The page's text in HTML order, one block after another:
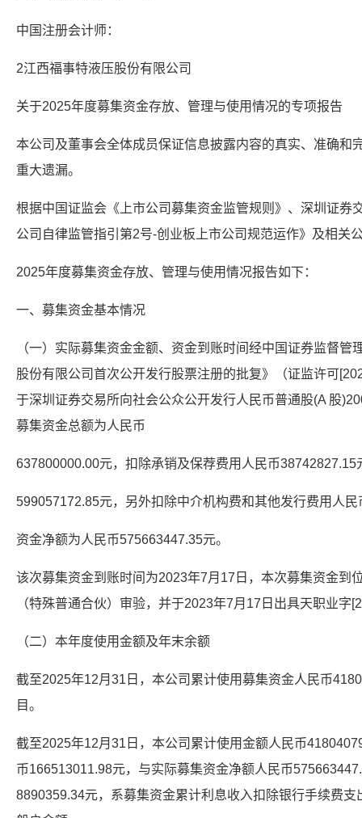
中国注册会计师：
2江西福事特液压股份有限公司
关于2025年度募集资金存放、管理与使用情况的专项报告
本公司及董事会全体成员保证信息披露内容的真实、准确和
重大遗漏。
根据中国证监会《上市公司募集资金监管规则》、深圳证券
公司自律监管指引第2号-创业板上市公司规范运作》及相关
2025年度募集资金存放、管理与使用情况报告如下：
一、募集资金基本情况
（一）实际募集资金金额、资金到账时间经中国证券监督管
股份有限公司首次公开发行股票注册的批复》（证监许可
于深圳证券交易所向社会公众公开发行人民币普通股(A 股
募集资金总额为人民币
637800000.00元，扣除承销及保荐费用人民币38742827.15
599057172.85元，另外扣除中介机构费和其他发行费用人
资金净额为人民币575663447.35元。
该次募集资金到账时间为2023年7月17日，本次募集资金到
（特殊普通合伙）审验，并于2023年7月17日出具天职业字
（二）本年度使用金额及年末余额
截至2025年12月31日，本公司累计使用募集资金人民币
目。
截至2025年12月31日，本公司累计使用金额人民币
币166513011.98元，与实际募集资金净额人民币
8890359.34元，系募集资金累计利息收入扣除银行手续费